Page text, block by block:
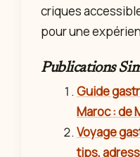
criques
pour une
Publications
Guide
Maroc : de
Voyage
tips,